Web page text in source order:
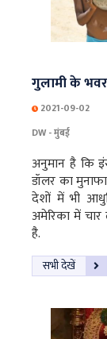
गुलामी के
2021-09-02
DW - मुंबई
अनुमान है कि
डॉलर का
देशों में भी
अमेरिका में चार
है.
सभी देखें